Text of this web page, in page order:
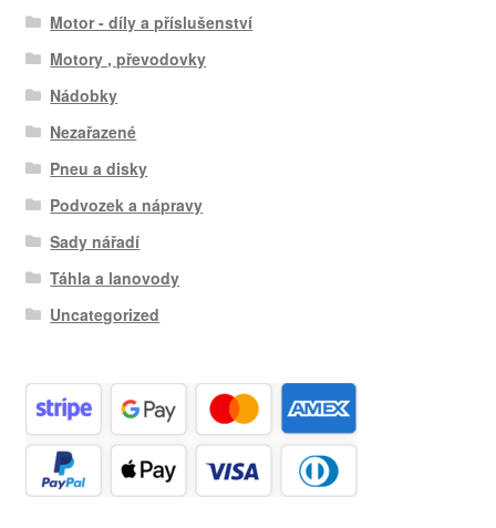
Motor - díly a příslušenství
Motory , převodovky
Nádobky
Nezařazené
Pneu a disky
Podvozek a nápravy
Sady nářadí
Táhla a lanovody
Uncategorized